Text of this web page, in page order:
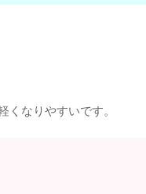
なりやすいです。